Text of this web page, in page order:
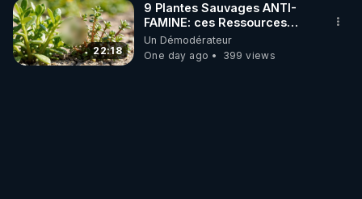
22:18
9 Plantes Sauvages ANTI-
FAMINE: ces Ressources
JARDIN&des Haies
Un Démodérateur
One day ago
399 views